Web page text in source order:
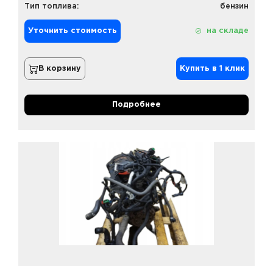
Тип топлива:
бензин
Уточнить стоимость на складе
В корзину Купить в 1 клик
Подробнее